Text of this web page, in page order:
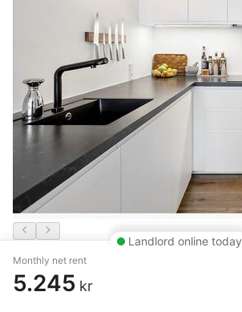
Landlord online today
Monthly net rent
5.245 kr
2 rm. apartment of 50 m²
Aalborg ,Revlingbakken